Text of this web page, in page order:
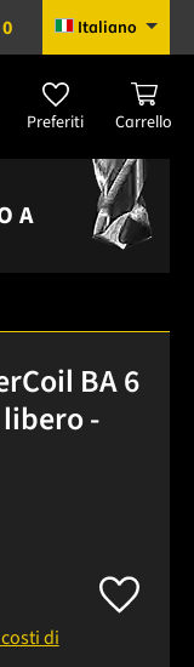
Italiano
Preferiti Carrello
A
BA 6
libero -
di